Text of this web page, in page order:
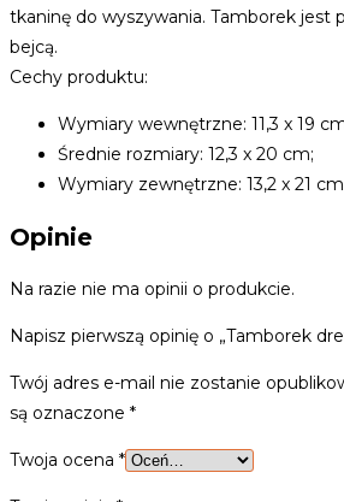
tkaninę do wyszywania. Tamborek jest
bejcą.
Cechy produktu:
Wymiary wewnętrzne: 11,3 x 19
Średnie rozmiary: 12,3 x 20 cm;
Wymiary zewnętrzne: 13,2 x 21
Opinie
Na razie nie ma opinii o produkcie.
Napisz pierwszą opinię o „Tamborek
Twój adres e-mail nie zostanie
są oznaczone *
Twoja ocena *